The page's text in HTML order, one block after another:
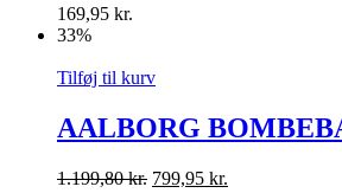
169,95 kr.
33%
Tilføj til kurv
AALBORG
1.199,80kr. 799,95 kr.